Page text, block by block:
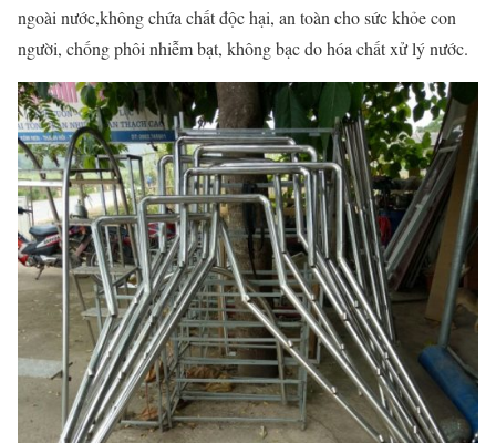
ngoài nước,không chứa chất độc hại, an toàn cho sức khỏe con
người, chống phôi nhiễm bạt, không bạc do hóa chất xử lý nước.